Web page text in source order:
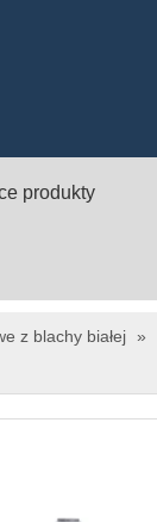
produkty
z blachy białej »